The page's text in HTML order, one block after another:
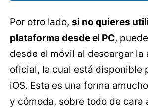
Por otro lado, si no quieres
plataforma desde el PC,
desde el móvil al descargar la
oficial, la cual está disponible
iOS. Esta es una forma
y cómoda, sobre todo de cara